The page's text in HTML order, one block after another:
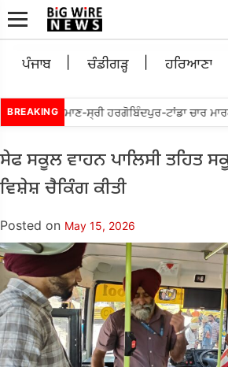
ਪੰਜਾਬ ਚੰਡੀਗੜ੍ਹ ਹਰਿਆਣਾ
BREAKING
ਵਲੋ ਘੁਮਾਣ-ਸ੍ਰੀ ਹਰਗੋਬਿੰਦਪੁਰ-ਟਾਂਡਾ ਚਾਰ
ਸੇਫ ਸਕੂਲ ਵਾਹਨ ਪਾਲਿਸੀ ਤਹਿਤ
ਵਿਸ਼ੇਸ਼ ਚੈਕਿੰਗ ਕੀਤੀ
Posted on May 15, 2026